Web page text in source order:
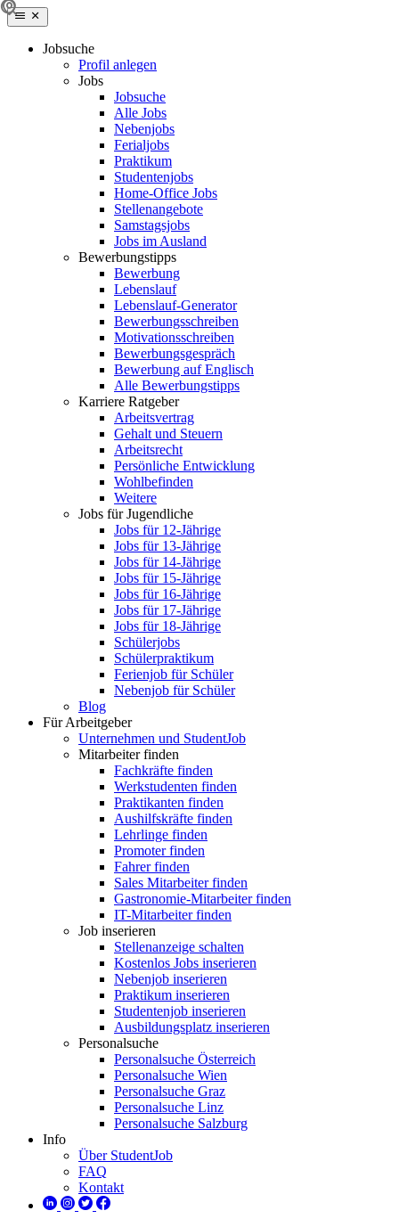
Jobsuche
Profil anlegen
Jobs
Jobsuche
Alle Jobs
Nebenjobs
Ferialjobs
Praktikum
Studentenjobs
Home-Office Jobs
Stellenangebote
Samstagsjobs
Jobs im Ausland
Bewerbungstipps
Bewerbung
Lebenslauf
Lebenslauf-Generator
Bewerbungsschreiben
Motivationsschreiben
Bewerbungsgespräch
Bewerbung auf Englisch
Alle Bewerbungstipps
Karriere Ratgeber
Arbeitsvertrag
Gehalt und Steuern
Arbeitsrecht
Persönliche Entwicklung
Wohlbefinden
Weitere
Jobs für Jugendliche
Jobs für 12-Jährige
Jobs für 13-Jährige
Jobs für 14-Jährige
Jobs für 15-Jährige
Jobs für 16-Jährige
Jobs für 17-Jährige
Jobs für 18-Jährige
Schülerjobs
Schülerpraktikum
Ferienjob für Schüler
Nebenjob für Schüler
Blog
Für Arbeitgeber
Unternehmen und StudentJob
Mitarbeiter finden
Fachkräfte finden
Werkstudenten finden
Praktikanten finden
Aushilfskräfte finden
Lehrlinge finden
Promoter finden
Fahrer finden
Sales Mitarbeiter finden
Gastronomie-Mitarbeiter finden
IT-Mitarbeiter finden
Job inserieren
Stellenanzeige schalten
Kostenlos Jobs inserieren
Nebenjob inserieren
Praktikum inserieren
Studentenjob inserieren
Ausbildungsplatz inserieren
Personalsuche
Personalsuche Österreich
Personalsuche Wien
Personalsuche Graz
Personalsuche Linz
Personalsuche Salzburg
Info
Über StudentJob
FAQ
Kontakt